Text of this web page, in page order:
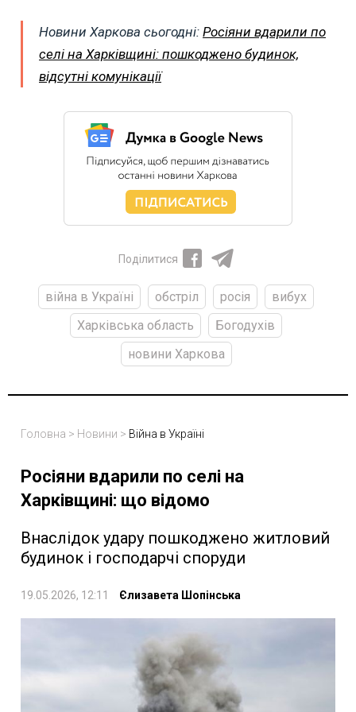
Новини Харкова сьогодні: Росіяни вдарили по
селі на Харківщині: пошкоджено будинок,
відсутні комунікації
Поділитися
війна в Україні обстріл росія
вибух
Харківська область
Богодухів
новини Харкова
Головна > Новини > Війна в Україні
Росіяни вдарили по селі на
Харківщині: що відомо
Внаслідок удару пошкоджено житловий
будинок і господарчі споруди
19.05.2026, 12:11 Єлизавета Шопінська